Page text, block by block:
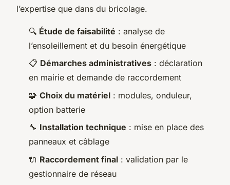
l’expertise que dans du bricolage.
🔍 Étude de faisabilité : analyse de
l’ensoleillement et du besoin énergétique
📋 Démarches administratives : déclaration
en mairie et demande de raccordement
🧩 Choix du matériel : modules, onduleur,
option batterie
🔧 Installation technique : mise en place des
panneaux et câblage
🔌 Raccordement final : validation par le
gestionnaire de réseau